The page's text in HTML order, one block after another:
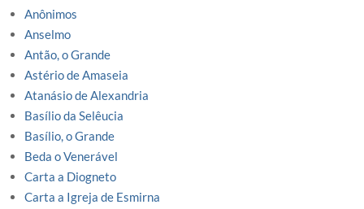
Anônimos
Anselmo
Antão, o Grande
Astério de Amaseia
Atanásio de Alexandria
Basílio da Selêucia
Basílio, o Grande
Beda o Venerável
Carta a Diogneto
Carta a Igreja de Esmirna